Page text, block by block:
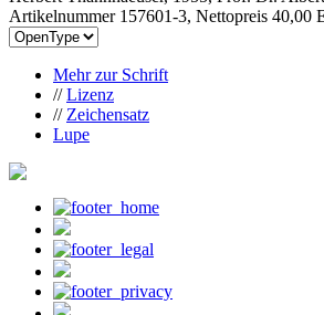
Artikelnummer 157601-3, Nettopreis 40,00
Mehr zur Schrift
//Lizenz
// Zeichensatz
Lupe